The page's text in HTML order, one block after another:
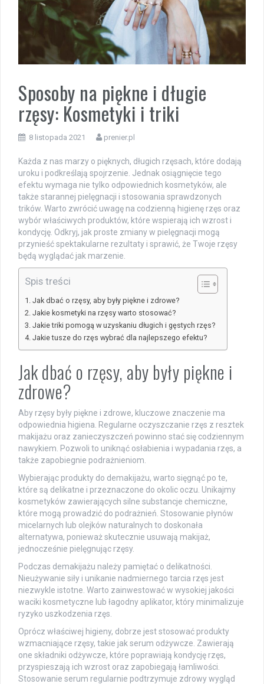
Sposoby na piękne i długie
rzęsy: Kosmetyki i triki
8 listopada 2021 prenier.pl
Każda z nas marzy o pięknych, długich rzęsach, które dodają
uroku i podkreślają spojrzenie. Jednak osiągnięcie tego
efektu wymaga nie tylko odpowiednich kosmetyków, ale
także starannej pielęgnacji i stosowania sprawdzonych
trików. Warto zwrócić uwagę na codzienną higienę rzęs oraz
wybór właściwych produktów, które wspierają ich wzrost i
kondycję. Odkryj, jak proste zmiany w pielęgnacji mogą
przynieść spektakularne rezultaty i sprawić, że Twoje rzęsy
będą wyglądać jak marzenie.
Spis treści
Jak dbać o rzęsy, aby były piękne i zdrowe?
Jakie kosmetyki na rzęsy warto stosować?
Jakie triki pomogą w uzyskaniu długich i gęstych rzęs?
Jakie tusze do rzęs wybrać dla najlepszego efektu?
Jak dbać o rzęsy, aby były piękne i
zdrowe?
Aby rzęsy były piękne i zdrowe, kluczowe znaczenie ma
odpowiednia higiena. Regularne oczyszczanie rzęs z resztek
makijażu oraz zanieczyszczeń powinno stać się codziennym
nawykiem. Pozwoli to uniknąć osłabienia i wypadania rzęs, a
także zapobiegnie podrażnieniom.
Wybierając produkty do demakijażu, warto sięgnąć po te,
które są delikatne i przeznaczone do okolic oczu. Unikajmy
kosmetyków zawierających silne substancje chemiczne,
które mogą prowadzić do podrażnień. Stosowanie płynów
micelarnych lub olejków naturalnych to doskonała
alternatywa, ponieważ skutecznie usuwają makijaż,
jednocześnie pielęgnując rzęsy.
Podczas demakijażu należy pamiętać o delikatności.
Nieużywanie siły i unikanie nadmiernego tarcia rzęs jest
niezwykle istotne. Warto zainwestować w wysokiej jakości
waciki kosmetyczne lub łagodny aplikator, który minimalizuje
ryzyko uszkodzenia rzęs.
Oprócz właściwej higieny, dobrze jest stosować produkty
wzmacniające rzęsy, takie jak serum odżywcze. Zawierają
one składniki odżywcze, które poprawiają kondycję rzęs,
przyspieszają ich wzrost oraz zapobiegają łamliwości.
Stosowanie serum regularnie podtrzymuje zdrowy wygląd